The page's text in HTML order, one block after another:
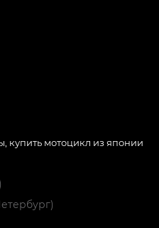
, купить мотоцикл из японии